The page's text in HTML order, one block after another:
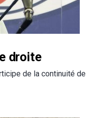
droite
de la continuité de